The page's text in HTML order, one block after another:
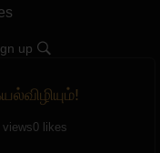
up
views0 likes